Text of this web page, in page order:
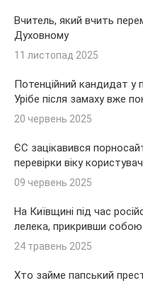
Вчитель, який вчить
Духовному
11 листопад 2025
Потенційний кандидат у
Урібе після замаху вже
20 червень 2025
ЄС зацікавився
перевірки віку
09 червень 2025
На Київщині під час
лелека, прикривши
24 травень 2025
Хто займе папський